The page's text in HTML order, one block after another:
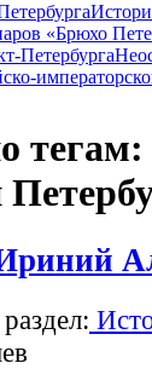
«Брюхо
Петербурга
раздел: